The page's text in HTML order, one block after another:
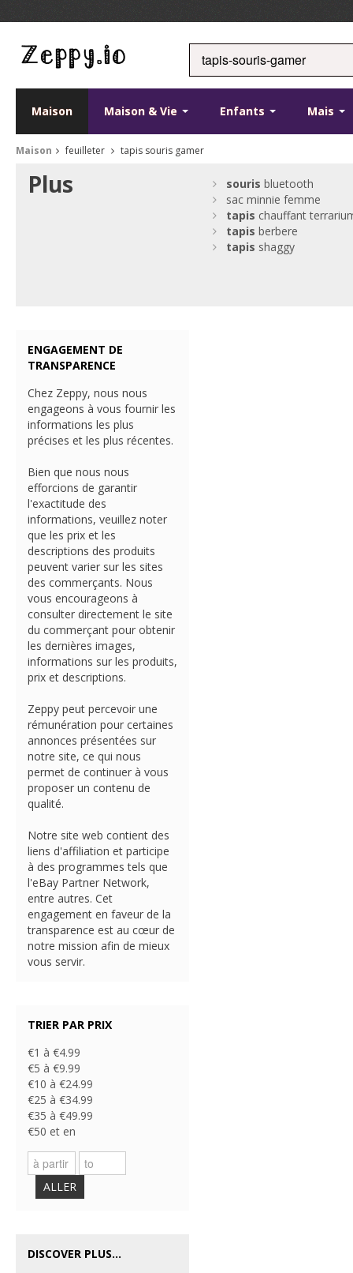
Maison Maison & Vie Enfants Mais
Maison feuilleter tapis souris gamer
Plus souris bluetooth
sac minnie femme
tapis chauffant
tapis berbere
tapis shaggy
ENGAGEMENT DE
TRANSPARENCE
Chez Zeppy, nous nous
engageons à vous fournir les
informations les plus
précises et les plus récentes.
Bien que nous nous
efforcions de garantir
l'exactitude des
informations, veuillez noter
que les prix et les
descriptions des produits
peuvent varier sur les sites
des commerçants. Nous
vous encourageons à
consulter directement le site
du commerçant pour obtenir
les dernières images,
informations sur les produits,
prix et descriptions.
Zeppy peut percevoir une
rémunération pour certaines
annonces présentées sur
notre site, ce qui nous
permet de continuer à vous
proposer un contenu de
qualité.
Notre site web contient des
liens d'affiliation et participe
à des programmes tels que
l'eBay Partner Network,
entre autres. Cet
engagement en faveur de la
transparence est au cœur de
notre mission afin de mieux
vous servir.
TRIER PAR PRIX
€1 à €4.99
€5 à €9.99
€10 à €24.99
€25 à €34.99
€35 à €49.99
€50 et en
ALLER
DISCOVER PLUS...